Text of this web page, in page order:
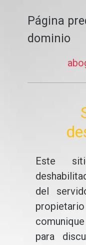
Página
dominio
Este
del
para